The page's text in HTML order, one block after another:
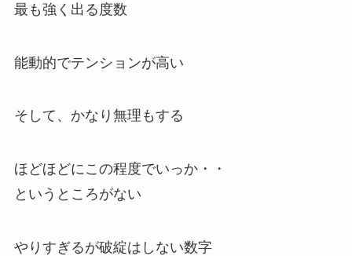
最も強く出る度数
能動的でテンションが高い
そして、かなり無理もする
ほどほどにこの程度でいっか・・
というところがない
やりすぎるが破綻はしない数字